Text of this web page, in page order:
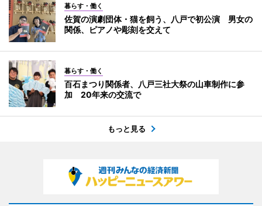
暮らす・働く
佐賀の演劇団体・猫を飼う、八戸で初公演 男女の
関係、ピアノや彫刻を交えて
暮らす・働く
百石まつり関係者、八戸三社大祭の山車制作に参
加 20年来の交流で
もっと見る